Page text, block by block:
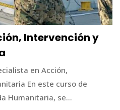
Intervención y
en Acción,
En este curso de
Humanitaria, se...